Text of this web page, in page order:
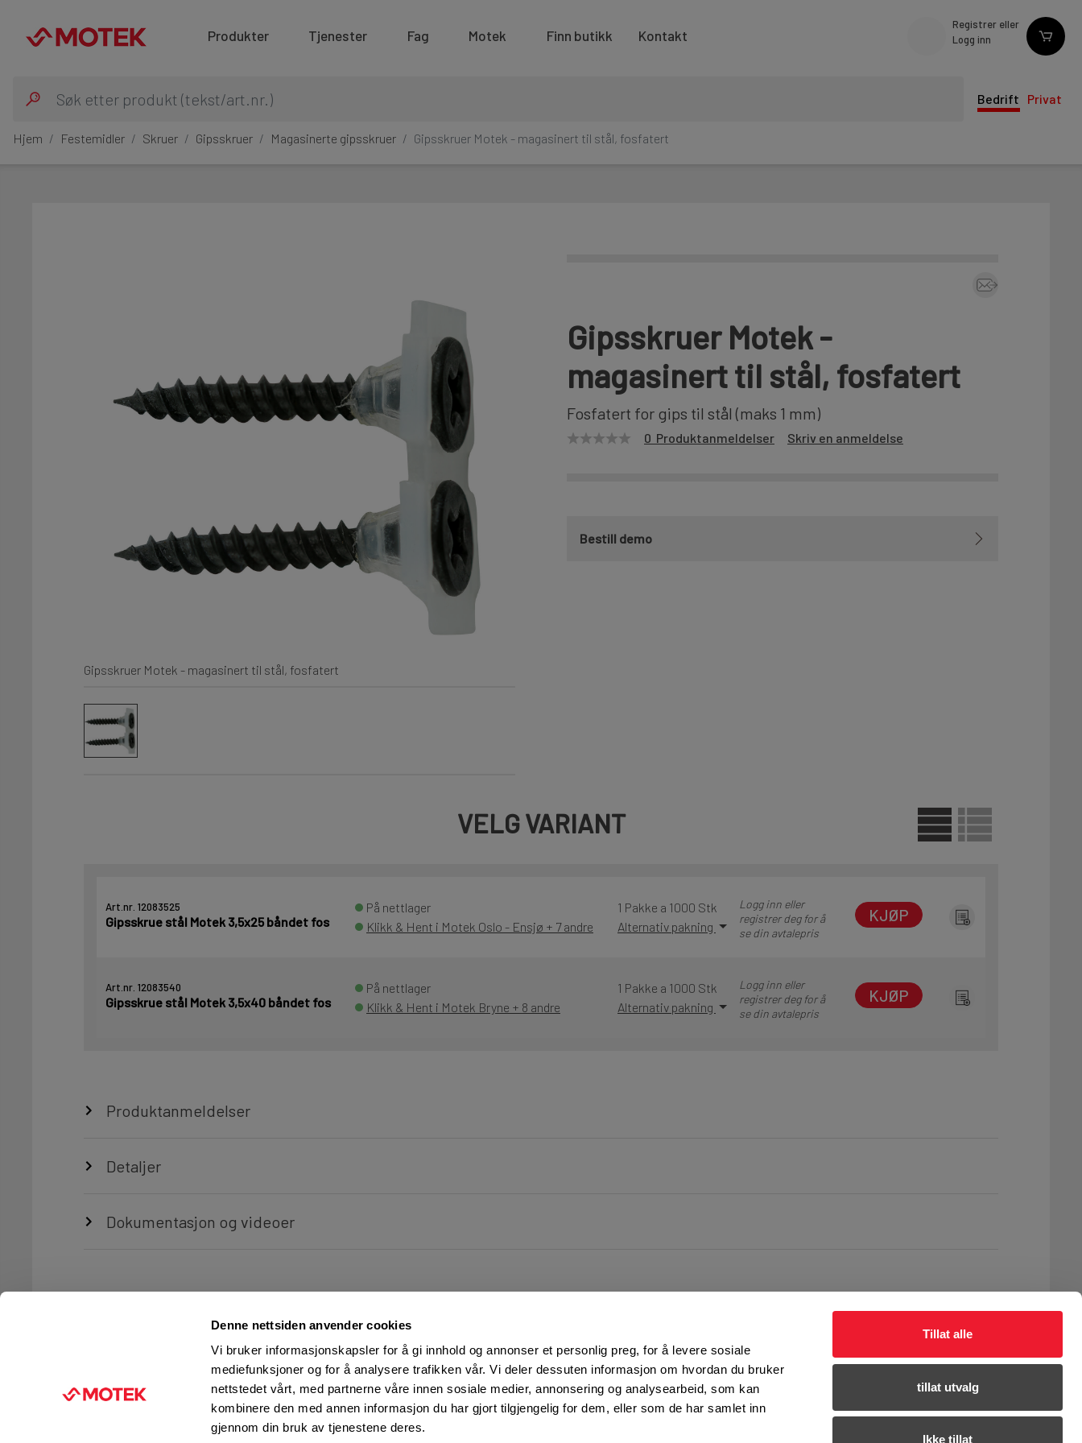
Denne nettsiden anvender cookies
Vi bruker informasjonskapsler for å gi innhold og annonser et personlig preg, for å levere sosiale
mediefunksjoner og for å analysere trafikken vår. Vi deler dessuten informasjon om hvordan du bruker
nettstedet vårt, med partnerne våre innen sosiale medier, annonsering og analysearbeid, som kan
kombinere den med annen informasjon du har gjort tilgjengelig for dem, eller som de har samlet inn
gjennom din bruk av tjenestene deres.
Tillat alle
tillat utvalg
Ikke tillat
Produkter Tjenester Fag Motek Finn butikk Kontakt
Registrer eller
Logg inn
Bedrift Privat
Hjem Festemidler Skruer Gipsskruer Magasinerte gipsskruer Gipsskruer Motek - magasinert til stål, fosfatert
Gipsskruer Motek - magasinert til stål, fosfatert
Gipsskruer Motek -
magasinert til stål, fosfatert
Fosfatert for gips til stål (maks 1 mm)
0 Produktanmeldelser Skriv en anmeldelse
Bestill demo
VELG VARIANT
Art.nr. 12083525
Gipsskrue stål Motek 3,5x25 båndet fos
På nettlager
Klikk & Hent i Motek Oslo - Ensjø + 7 andre
1 Pakke a 1000 Stk
Alternativ pakning
Logg inn eller
registrer deg for å
se din avtalepris
KJØP
Art.nr. 12083540
Gipsskrue stål Motek 3,5x40 båndet fos
På nettlager
Klikk & Hent i Motek Bryne + 8 andre
1 Pakke a 1000 Stk
Alternativ pakning
Logg inn eller
registrer deg for å
se din avtalepris
KJØP
Produktanmeldelser
Detaljer
Dokumentasjon og videoer
FIRMAINFORMASJON
TJENESTER
Ingeniørtjenester
FØLG OSS PÅ
Facebook
KUNDESERVICE:
Man-Fre: 07:00 - 16:00